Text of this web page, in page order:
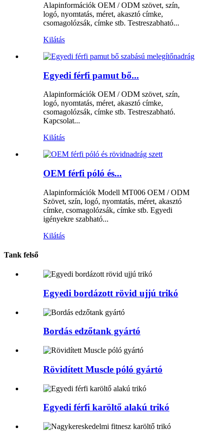
Alapinformációk OEM / ODM szövet, szín,
logó, nyomtatás, méret, akasztó címke,
csomagolózsák, címke stb. Testreszabható...
Kilátás
Egyedi férfi pamut bő...
Alapinformációk OEM / ODM szövet, szín,
logó, nyomtatás, méret, akasztó címke,
csomagolózsák, címke stb. Testreszabható.
Kapcsolat...
Kilátás
OEM férfi póló és...
Alapinformációk Modell MT006 OEM / ODM
Szövet, szín, logó, nyomtatás, méret, akasztó
címke, csomagolózsák, címke stb. Egyedi
igényekre szabható...
Kilátás
Tank felső
Egyedi bordázott rövid ujjú trikó
Bordás edzőtank gyártó
Rövidített Muscle póló gyártó
Egyedi férfi karöltő alakú trikó